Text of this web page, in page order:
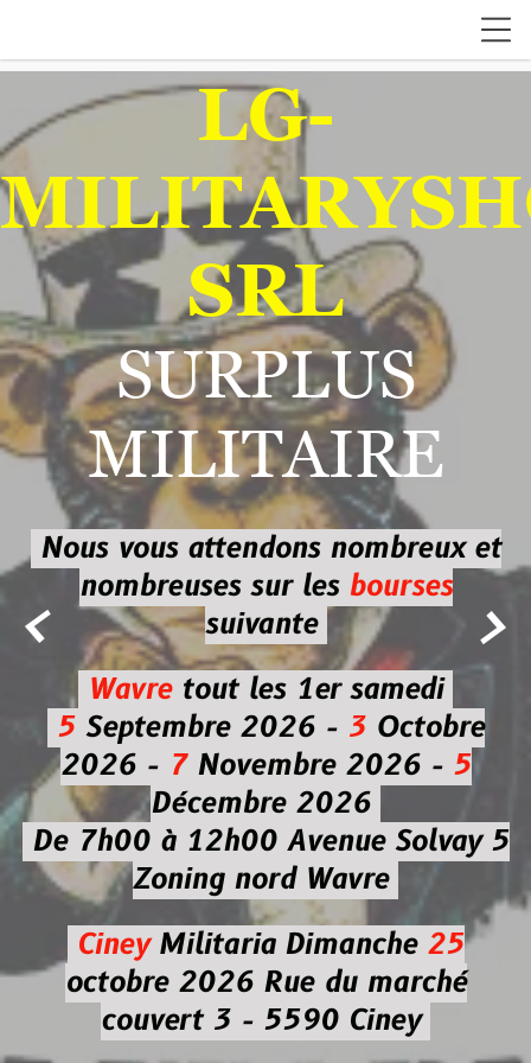
 
LG-
SRL
SURPLUS
MILITAIRE
Nous vous attendons nombreux et
nombreuses sur les bourses
suivante
Wavretout les 1er samedi
5Septembre 2026 - 3Octobre
2026 -7Novembre 2026 - 5
Décembre 2026
De 7h00 à 12h00 Avenue Solvay 5
Zoning nord Wavre
CineyMilitaria Dimanche 25
octobre 2026Rue du marché
couvert 3 - 5590 Ciney